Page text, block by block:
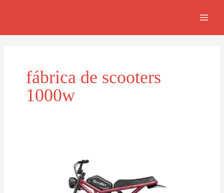
fábrica de scooters
1000w